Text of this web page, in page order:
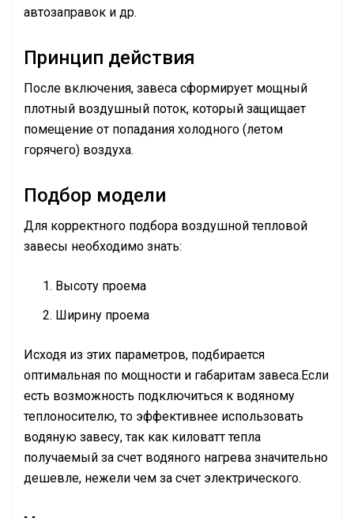
автозаправок и др.
Принцип действия
После включения, завеса сформирует мощный
плотный воздушный поток, который защищает
помещение от попадания холодного (летом
горячего) воздуха.
Подбор модели
Для корректного подбора воздушной тепловой
завесы необходимо знать:
Высоту проема
Ширину проема
Исходя из этих параметров, подбирается
оптимальная по мощности и габаритам завеса.Если
есть возможность подключиться к водяному
теплоносителю, то эффективнее использовать
водяную завесу, так как киловатт тепла
получаемый за счет водяного нагрева значительно
дешевле, нежели чем за счет электрического.